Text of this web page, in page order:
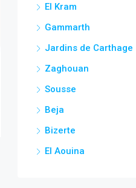
El Kram
Gammarth
Jardins de Carthage
Zaghouan
Sousse
Beja
Bizerte
El Aouina